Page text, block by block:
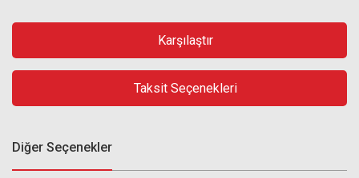
Karşılaştır
Taksit Seçenekleri
Diğer Seçenekler